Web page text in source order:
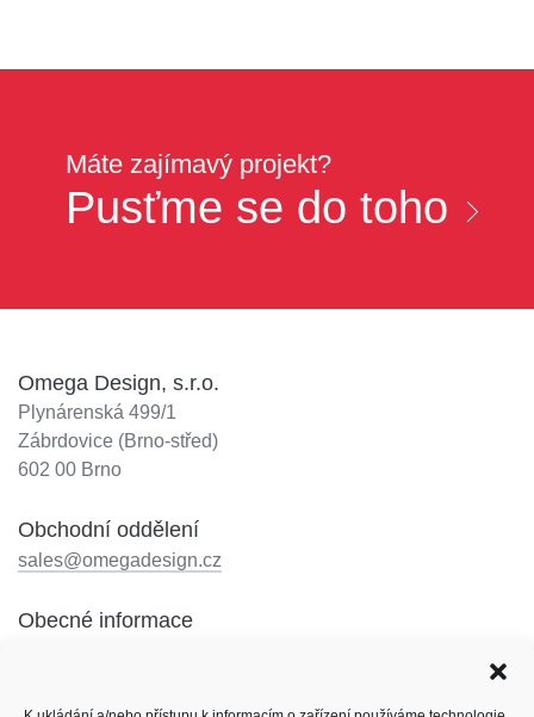
Máte zajímavý projekt?
Pusťme se do toho
Omega Design, s.r.o.
Plynárenská 499/1
Zábrdovice (Brno-střed)
602 00 Brno
Obchodní oddělení
sales@omegadesign.cz
Obecné informace
Recepce